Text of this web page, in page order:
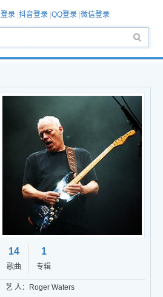
登录 抖音登录 QQ登录 微信登录
14
歌曲
1
专辑
艺 人：Roger Waters